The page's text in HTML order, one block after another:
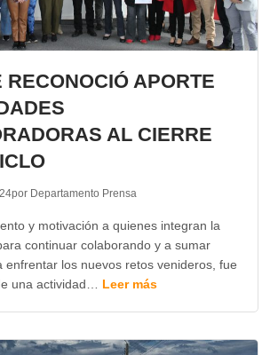
RECONOCIÓ APORTE
AL CIERRE
por Departamento Prensa
y motivación a quienes integran la
continuar colaborando y a sumar
enfrentar los nuevos retos venideros, fue
una actividad… Leer más